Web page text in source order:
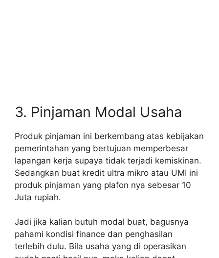
3. Pinjaman Modal Usaha
Produk pinjaman ini berkembang atas kebijakan
pemerintahan yang bertujuan memperbesar
lapangan kerja supaya tidak terjadi kemiskinan.
Sedangkan buat kredit ultra mikro atau UMI ini
produk pinjaman yang plafon nya sebesar 10
Juta rupiah.
Jadi jika kalian butuh modal buat, bagusnya
pahami kondisi finance dan penghasilan
terlebih dulu. Bila usaha yang di operasikan